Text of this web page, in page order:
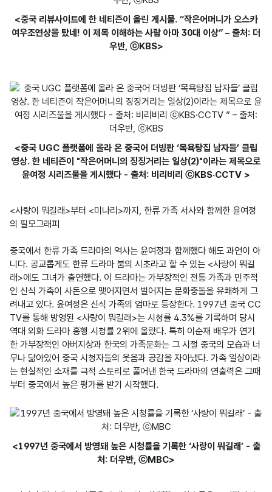
<중국 리뷰사이트에 한 네티즌이 올린 게시물. “작은어머니가 오스카
여우조연상을 탔네! 이 제목 이해하는 사람 아마 30대 이상” – 출처: 더
우반, ⓒKBS>
<중국 UGC 플랫폼에 올라 온 중국어 더빙판 ‘목욕탕집 남자들’ 클립
영상. 한 네티즌이 "작은어머니의 징징거리는 일상(2)"이라는 제목으로
윤여정 시리즈물을 게시했다 - 출처: 비리비리 ⓒKBS·CCTV >
<사랑이 뭐길래>부터 <미나리>까지, 한류 가족 서사와 함께한 윤여정
의 필모그래피
중국에서 한류 가족 드라마의 역사는 윤여정과 함께했다 해도 과언이 아
니다. 공교롭게도 한류 드라마 붐의 시초라고 할 수 있는 <사랑이 뭐길
래>에도 그녀가 출연했다. 이 드라마는 가부장적인 전통 가족과 민주적
인 신식 가족이 사돈으로 맺어지면서 벌어지는 문화충돌을 유쾌하게 그
려내고 있다. 윤여정은 신식 가족의 엄마로 등장한다. 1997년 중국 CC
TV를 통해 방영된 <사랑이 뭐길래>는 시청률 4.3%를 기록하며 당시
역대 외화 드라마 흥행 시청률 2위에 올랐다. 특히 이순재 배우가 연기
한 가부장적인 아버지상과 한국의 가족문화는 그 시절 중국의 모습과 너
무나 닮아있어 중국 시청자들의 웃음과 공감을 자아냈다. 가족 일상이라
는 현실적인 소재를 극적 스토리로 풀어낸 한국 드라마의 연출력은 그때
부터 중국에서 높은 평가를 받기 시작했다.
<1997년 중국에서 방영돼 높은 시청률을 기록한 ‘사랑이 뭐길래’ - 출
처: 더우반, ⓒMBC>